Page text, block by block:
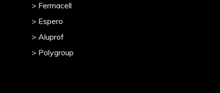
> Fermacell
> Espero
> Aluprof
> Polygroup